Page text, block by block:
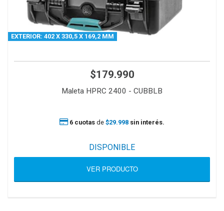
EXTERIOR: 402 X 330,5 X 169,2 MM
$179.990
Maleta HPRC 2400 - CUBBLB
6 cuotas de $29.998 sin interés.
DISPONIBLE
VER PRODUCTO